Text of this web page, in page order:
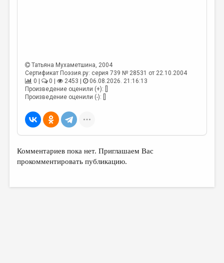
ЭССЕИСТИКА
ЛИТЕРАТУРОВЕДЕНИЕ
КУЛЬТУРОВЕДЕНИЕ
ПУБЛИЦИСТИКА
РЕЦЕНЗИРОВАНИЕ
ЦИКЛЫ ПУБЛИКАЦИЙ
ТРЕДИАКОВСКИЙ
Татьяна Мухаметшина, 2004
Сертификат Поэзия.ру: серия 739 № 28531 от 22.10.2004
0 |
0 | 2453 |
06.08.2026. 21:16:13
Произведение оценили (+): []
Произведение оценили (-): []
Комментариев пока нет. Приглашаем Вас
прокомментировать публикацию.